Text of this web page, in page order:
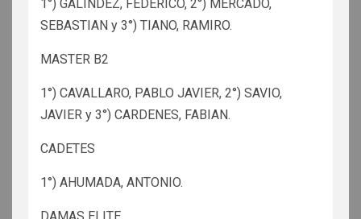
1°) GALINDEZ, FEDERICO, 2°) MERCADO,
SEBASTIAN y 3°) TIANO, RAMIRO.
MASTER B2
1°) CAVALLARO, PABLO JAVIER, 2°) SAVIO,
JAVIER y 3°) CARDENES, FABIAN.
CADETES
1°) AHUMADA, ANTONIO.